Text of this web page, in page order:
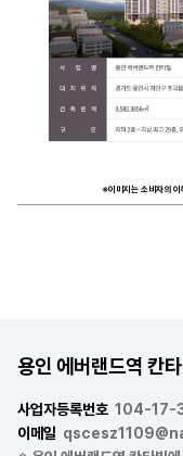
※이미지는 소비자의 이
용인 에버랜드역 칸
사업자등록번호 104-17-
이메일